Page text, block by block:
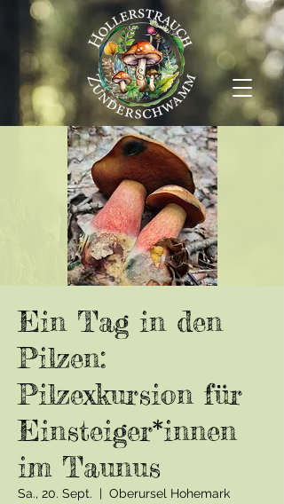
Ein Tag in den
Pilzen:
Pilzexkursion für
Einsteiger*innen
im Taunus
Sa., 20. Sept.
  |
Oberursel Hohemark